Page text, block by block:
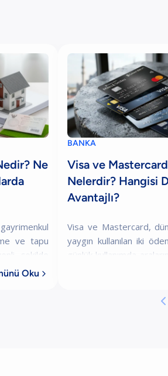
Ne
ve tapu
şekilde
bankacılık
Oku 
BANKA
Visa ve Mastercard
Nelerdir? Hangisi
Avantajlı?
Visa ve Mastercard,
yaygın kullanılan iki
günlük kullanımda
sınırlıdır. Her ikisi
